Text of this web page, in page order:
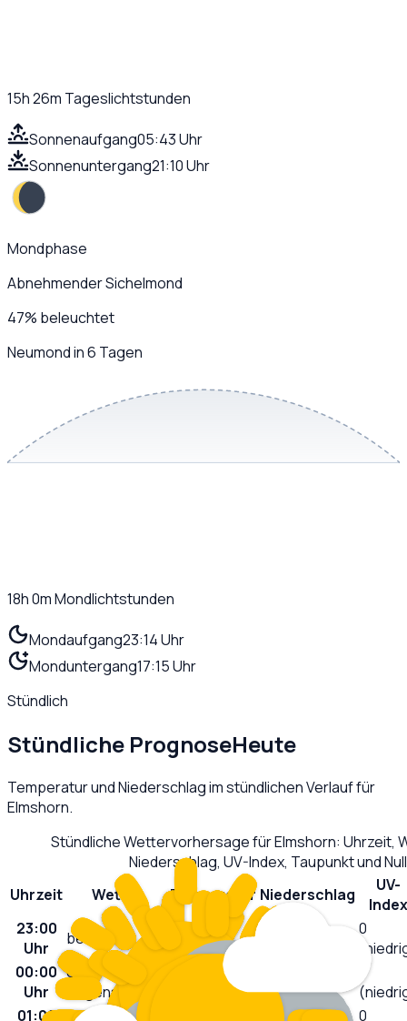
15h 26m Tageslichtstunden
Sonnenaufgang05:43 Uhr
Sonnenuntergang21:10 Uhr
Mondphase
Abnehmender Sichelmond
47% beleuchtet
Neumond in 6 Tagen
18h 0mMondlichtstunden
Mondaufgang23:14 Uhr
Monduntergang17:15 Uhr
Stündlich
Stündliche PrognoseHeute
Temperatur und Niederschlag im stündlichen Verlauf für
Elmshorn.
Stündliche Wettervorhersage fürElmshorn: Uhrzeit,
Niederschlag, UV-Index, Taupunkt und
Uhrzeit
Wetter Temperatur Niederschlag
UV-
Index
23:00
Uhr
bedeckt
0
00:00
Uhr
örtlich
Regenschauer
0
01:00
0